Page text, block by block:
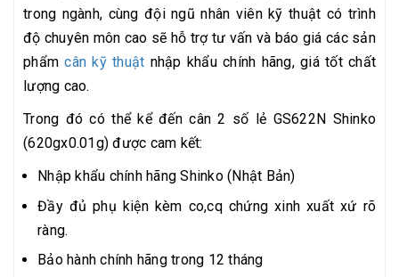
trong ngành, cùng đội ngũ nhân viên kỹ thuật có trình
độ chuyên môn cao sẽ hỗ trợ tư vấn và báo giá các sản
phẩmcân kỹ thuật nhập khẩu chính hãng, giá tốt chất
lượng cao.
Trong đó có thể kể đến cân 2 số lẻ GS622N Shinko
(620gx0.01g) được cam kết:
Nhập khẩu chính hãng Shinko (Nhật Bản)
Đầy đủ phụ kiện kèm co,cq chứng xinh xuất xứ rõ
ràng.
Bảo hành chính hãng trong 12 tháng